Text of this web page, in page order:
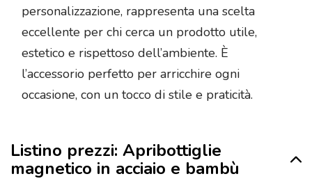
personalizzazione, rappresenta una scelta
eccellente per chi cerca un prodotto utile,
estetico e rispettoso dell’ambiente. È
l’accessorio perfetto per arricchire ogni
occasione, con un tocco di stile e praticità.
Listino prezzi: Apribottiglie
magnetico in acciaio e bambù